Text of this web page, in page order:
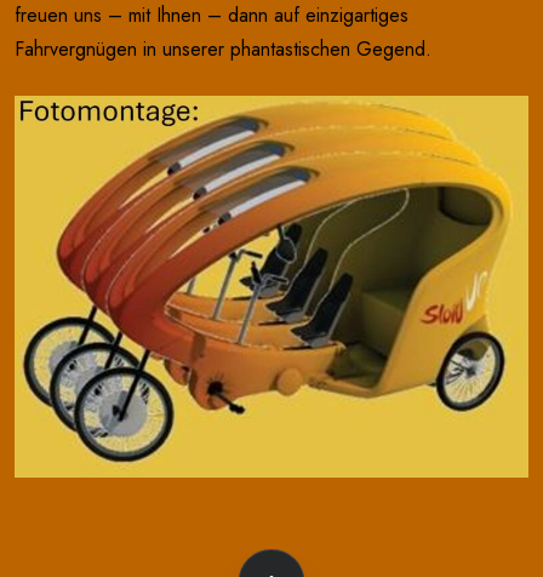
freuen uns – mit Ihnen – dann auf einzigartiges
Fahrvergnügen in unserer phantastischen Gegend.